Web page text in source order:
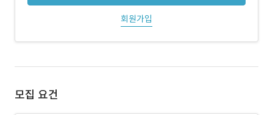
회원가입
모집 요건